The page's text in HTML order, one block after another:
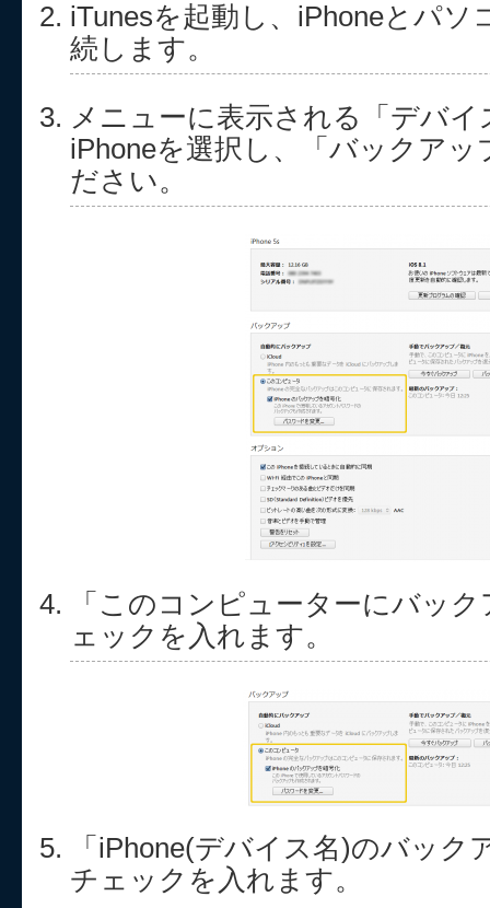
iTunesを起動し、iPhoneとパソ
続します。
メニューに表示される「デバ
iPhoneを選択し、「バックア
ださい。
「このコンピューターにバッ
ェックを入れます。
「iPhone(デバイス名)のバック
チェックを入れます。